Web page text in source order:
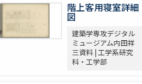
階上客用寝室詳細
図
建築学専攻デジタル
ミュージアム内田祥
三資料 | 工学系研究
科・工学部